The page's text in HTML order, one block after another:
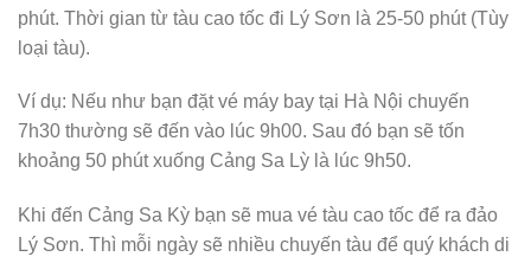
phút. Thời gian từ tàu cao tốc đi Lý Sơn là 25-50 phút (Tùy
loại tàu).
Ví dụ: Nếu như bạn đặt vé máy bay tại Hà Nội chuyến
7h30 thường sẽ đến vào lúc 9h00. Sau đó bạn sẽ tốn
khoảng 50 phút xuống Cảng Sa Lỳ là lúc 9h50.
Khi đến Cảng Sa Kỳ bạn sẽ mua vé tàu cao tốc để ra đảo
Lý Sơn. Thì mỗi ngày sẽ nhiều chuyến tàu để quý khách di